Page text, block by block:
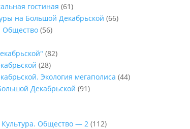
гостиная (61)
на Большой Декабрьской (66)
Общество (56)
(82)
(28)
Экология мегаполиса (44)
Декабрьской (91)
Культура. Общество — 2 (112)